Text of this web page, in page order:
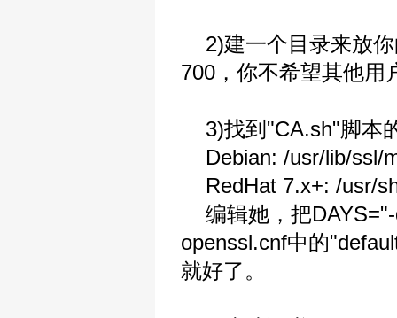
2)建一个目录来放你
700，你不希望其他用
3)找到"CA.sh"脚本
Debian: /usr/lib/ssl/
RedHat 7.x+: /usr/
编辑她，把DAYS="-
openssl.cnf中的
就好了。